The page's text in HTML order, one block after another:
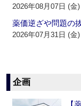
2026年08月07日 (金)
薬価逆ざや問題の
2026年07月31日 (金)
企画